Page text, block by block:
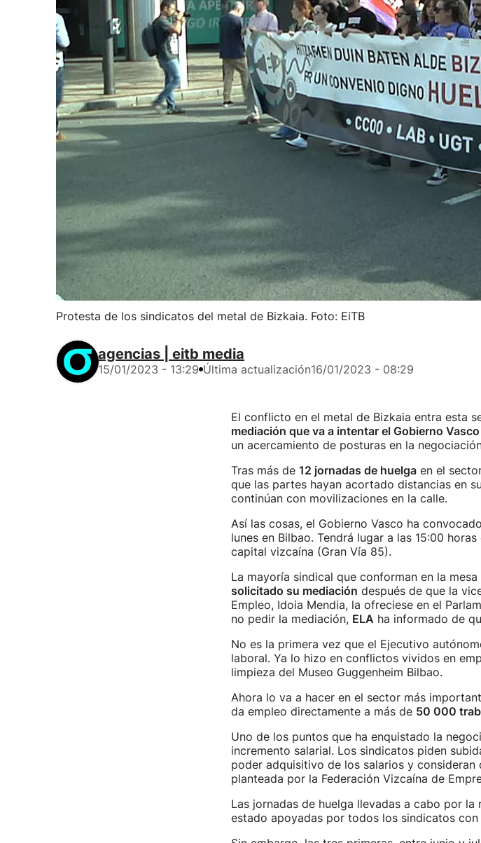
Protesta de los sindicatos del metal de Bizkaia. Foto: EiTB
agencias | eitb media
15/01/2023 - 13:29 Última actualización16/01/2023 - 08:29
El conflicto en el metal de Bizkaia entra esta
mediación que va a intentar el Gobierno Vasco
un acercamiento de posturas en la
Tras más de 12 jornadas de huelgaen el
que las partes hayan acortado distancias en
continúan con movilizaciones en la calle.
Así las cosas, el Gobierno Vasco ha
lunes en Bilbao. Tendrá lugar a las 15:00
capital vizcaína (Gran Vía 85).
La mayoría sindical que conforman en la
solicitado su mediación después de que la
Empleo, Idoia Mendia, la ofreciese en el
no pedir la mediación, ELA ha informado de
No es la primera vez que el Ejecutivo
laboral. Ya lo hizo en conflictos vividos en
limpieza del Museo Guggenheim Bilbao.
Ahora lo va a hacer en el sector más
da empleo directamente a más de 50 000
Uno de los puntos que ha enquistado la
incremento salarial. Los sindicatos piden
poder adquisitivo de los salarios y
planteada por la Federación Vizcaína de
Las jornadas de huelga llevadas a cabo por
estado apoyadas por todos los sindicatos